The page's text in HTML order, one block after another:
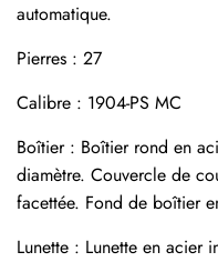
automatique.
Pierres : 27
Calibre : 1904-PS MC
Boîtier : Boîtier rond en
diamètre. Couvercle de
facettée. Fond de boîtier
Lunette : Lunette en acier